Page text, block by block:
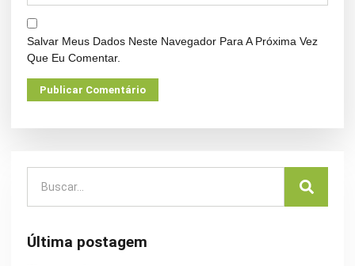
Salvar Meus Dados Neste Navegador Para A Próxima Vez
Que Eu Comentar.
Última postagem